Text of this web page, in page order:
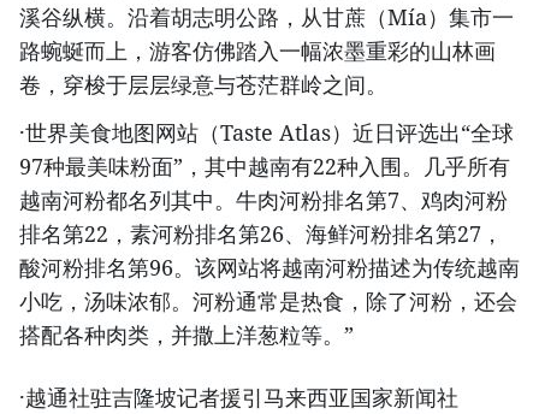
溪谷纵横。沿着胡志明公路，从甘蔗（Mía）集市一
路蜿蜒而上，游客仿佛踏入一幅浓墨重彩的山林画
卷，穿梭于层层绿意与苍茫群岭之间。
·世界美食地图网站（Taste Atlas）近日评选出“全球
97种最美味粉面”，其中越南有22种入围。几乎所有
越南河粉都名列其中。牛肉河粉排名第7、鸡肉河粉
排名第22，素河粉排名第26、海鲜河粉排名第27，
酸河粉排名第96。该网站将越南河粉描述为传统越南
小吃，汤味浓郁。河粉通常是热食，除了河粉，还会
搭配各种肉类，并撒上洋葱粒等。”
·越通社驻吉隆坡记者援引马来西亚国家新闻社